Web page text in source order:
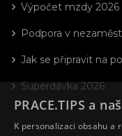
Výpočet mzdy 2026
Podpora v
Jak se připravit na
Superdávka 2026
PRACE.TIPS a
K personalizaci obsahu a